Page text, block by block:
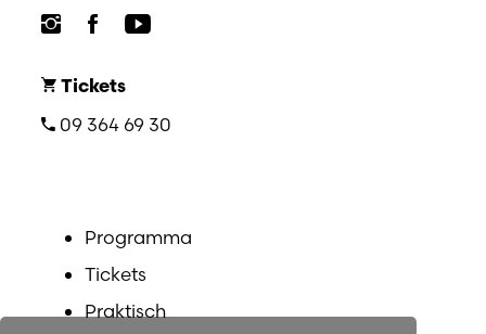
Tickets
09 364 69 30
Programma
Tickets
Praktisch